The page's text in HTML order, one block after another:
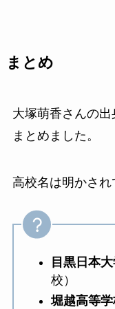
まとめ
大塚萌香さんの
まとめました。
高校名は明かされ
目黒日本
校）
堀越高等